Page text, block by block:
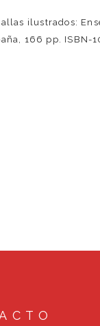
ilustrados:
166 pp. ISBN-